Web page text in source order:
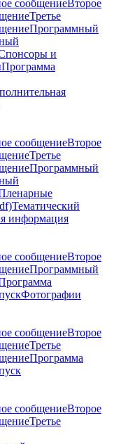
сообщениеВторое
Третье
Программный
и
Программа
сообщениеВторое
Третье
Программный
Тематический
информация
сообщениеВторое
Программный
Фотографии
сообщениеВторое
Третье
Программа
сообщениеВторое
Третье